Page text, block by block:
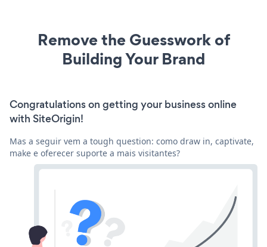
Remove the Guesswork of
Building Your Brand
Congratulations on getting your business online
with SiteOrigin!
Mas a seguir vem a tough question: como draw in, captivate,
make e oferecer suporte a mais visitantes?